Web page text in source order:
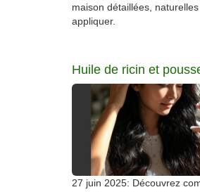
maison détaillées,
appliquer.
27 juin 2025: Découvrez